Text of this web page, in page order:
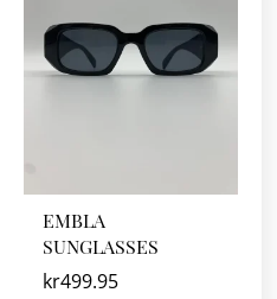
EMBLA
SUNGLASSES
kr499.95